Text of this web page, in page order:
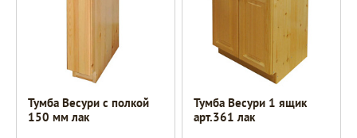
Тумба Весури с полкой
150 мм лак
Тумба Весури 1 ящик
арт.361 лак